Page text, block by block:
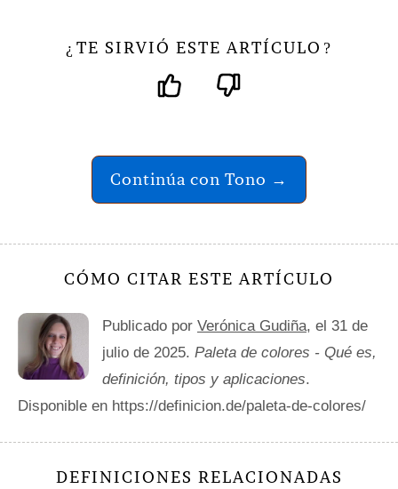
¿ TE SIRVIÓ ESTE ARTÍCULO ?
Continúa con Tono →
CÓMO CITAR ESTE ARTÍCULO
Publicado por Verónica Gudiña, el 31 de
julio de 2025. Paleta de colores - Qué es,
definición, tipos y aplicaciones.
Disponible en https://definicion.de/paleta-de-colores/
DEFINICIONES RELACIONADAS